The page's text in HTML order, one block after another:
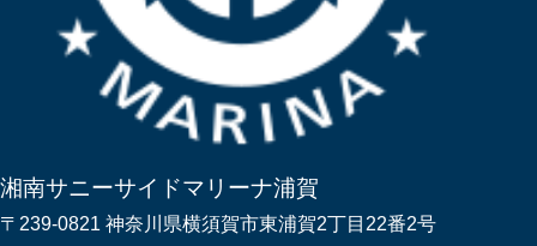
湘南サニーサイドマリーナ浦賀
〒239-0821 神奈川県横須賀市東浦賀2丁目22番2号